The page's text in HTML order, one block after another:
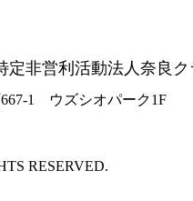
非営利活動法人奈良ク
1
ウズシオパーク1F
RESERVED.